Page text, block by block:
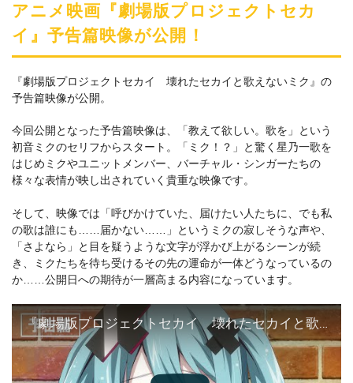
アニメ映画『劇場版プロジェクトセカ
イ』予告篇映像が公開！
『劇場版プロジェクトセカイ 壊れたセカイと歌えないミク』の
予告篇映像が公開。
今回公開となった予告篇映像は、「教えて欲しい。歌を」という
初音ミクのセリフからスタート。「ミク！？」と驚く星乃一歌を
はじめミクやユニットメンバー、バーチャル・シンガーたちの
様々な表情が映し出されていく貴重な映像です。
そして、映像では「呼びかけていた、届けたい人たちに、でも私
の歌は誰にも……届かない……」というミクの寂しそうな声や、
「さよなら」と目を疑うような文字が浮かび上がるシーンが続
き、ミクたちを待ち受けるその先の運命が一体どうなっているの
か……公開日への期待が一層高まる内容になっています。
『劇場版プロジェクトセカイ 壊れたセカイと歌えないミク』予告篇